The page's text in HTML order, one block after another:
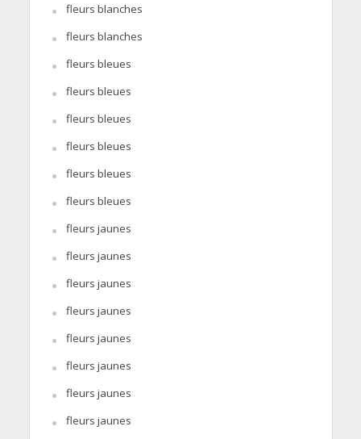
fleurs blanches
fleurs blanches
fleurs bleues
fleurs bleues
fleurs bleues
fleurs bleues
fleurs bleues
fleurs bleues
fleurs jaunes
fleurs jaunes
fleurs jaunes
fleurs jaunes
fleurs jaunes
fleurs jaunes
fleurs jaunes
fleurs jaunes